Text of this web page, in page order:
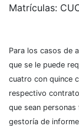
Matrículas:
Para los casos de
que se le puede
cuatro con quince
respectivo
que sean
gestoría de